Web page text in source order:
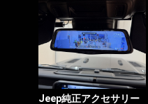
Jeep純正アクセサリー